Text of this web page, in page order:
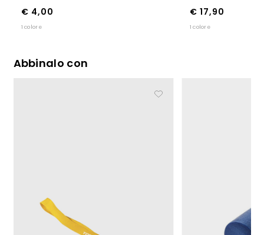
€ 4,00
1 colore
€ 17,90
1 colore
Abbinalo con